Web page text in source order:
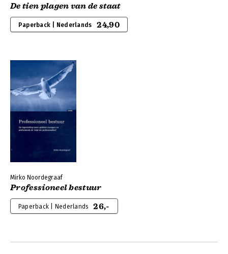
De tien plagen van de staat
Paperback | Nederlands 24,90
Mirko Noordegraaf
Professioneel bestuur
Paperback | Nederlands 26,-